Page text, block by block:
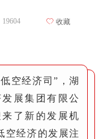
空经济司”，湖
展集团有限公
了新的发展机
空经济的发展注
19604 ꄀ 收藏